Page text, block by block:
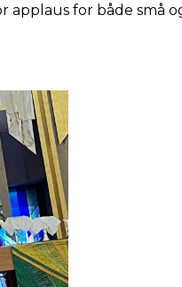
applaus for både små